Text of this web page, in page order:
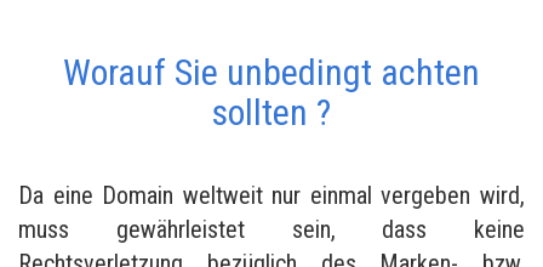
Worauf Sie unbedingt achten
sollten ?
Da eine Domain weltweit nur einmal vergeben wird,
muss gewährleistet sein, dass keine